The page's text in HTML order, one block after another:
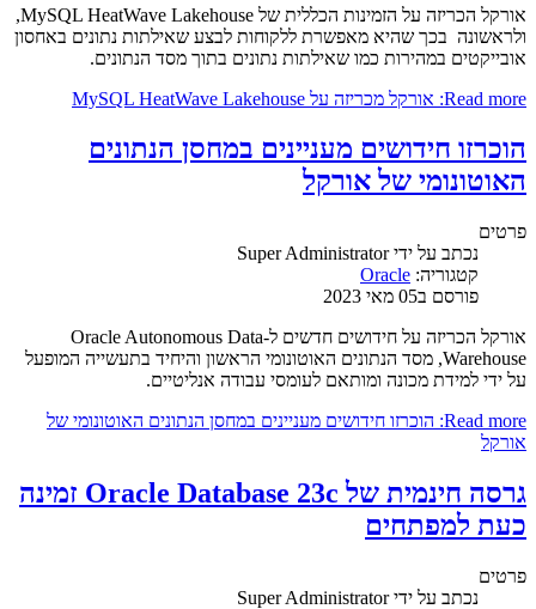
אורקל הכריזה על הזמינות הכללית של MySQL HeatWave Lakehouse,
ולראשונה בכך שהיא מאפשרת ללקוחות לבצע שאילתות נתונים באחסון
אובייקטים במהירות כמו שאילתות נתונים בתוך מסד הנתונים.
Read more: אורקל מכריזה על MySQL HeatWave Lakehouse
הוכרזו חידושים מעניינים במחסן הנתונים
האוטונומי של אורקל
פרטים
נכתב על ידיSuper Administrator
קטגוריה: Oracle
פורסם ב05 מאי 2023
אורקל הכריזה על חידושים חדשים ל-Oracle Autonomous Data
Warehouse, מסד הנתונים האוטונומי הראשון והיחיד בתעשייה המופעל
על ידי למידת מכונה ומותאם לעומסי עבודה אנליטיים.
Read more: הוכרזו חידושים מעניינים במחסן הנתונים האוטונומי של
אורקל
גרסה חינמית של Oracle Database 23c זמינה
כעת למפתחים
פרטים
נכתב על ידיSuper Administrator